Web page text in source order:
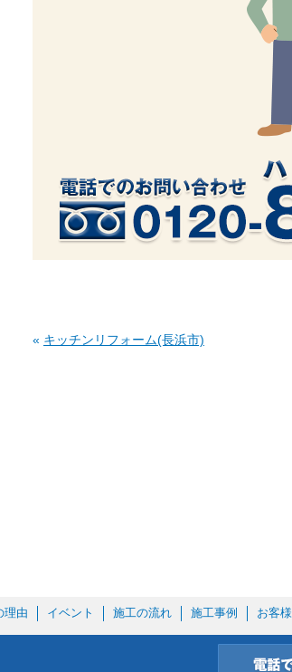
« キッチンリフォーム(長浜市)
理由 イベント 施工の流れ 施工事例 お客